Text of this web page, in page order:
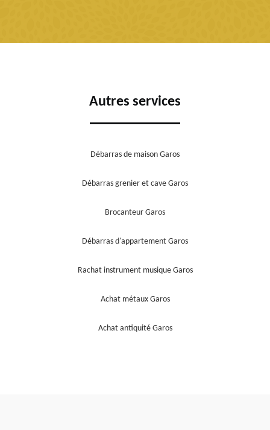
Autres services
Débarras de maison Garos
Débarras grenier et cave Garos
Brocanteur Garos
Débarras d'appartement Garos
Rachat instrument musique Garos
Achat métaux Garos
Achat antiquité Garos